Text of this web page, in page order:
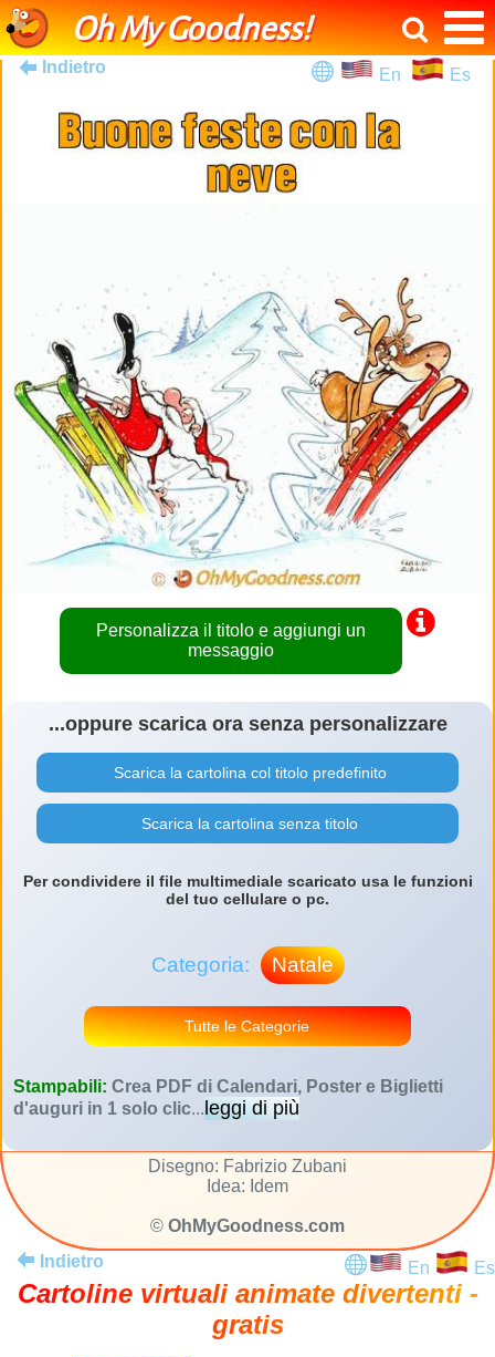
Oh My Goodness!
Indietro En Es
Personalizza il titolo e aggiungi un
messaggio
...oppure scarica ora senza personalizzare
Scarica la cartolina col titolo predefinito
Scarica la cartolina senza titolo
Per condividere il file multimediale scaricato usa le funzioni
del tuo cellulare o pc.
Categoria: Natale
Tutte le Categorie
Stampabili: Crea PDF di Calendari, Poster e Biglietti
d'auguri in 1 solo clic...leggi di più
Disegno: Fabrizio Zubani
Idea: Idem
© OhMyGoodness.com
Indietro
En Es
Cartoline virtuali animate divertenti -
gratis